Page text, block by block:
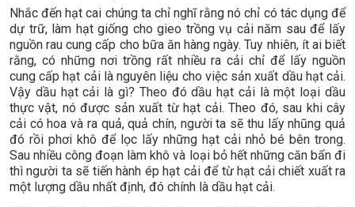
Nhắc đến hạt cai chúng ta chỉ nghĩ rằng nó chỉ có tác dụng để
dự trữ, làm hạt giống cho gieo trồng vụ cải năm sau để lấy
nguồn rau cung cấp cho bữa ăn hàng ngày. Tuy nhiên, ít ai biết
rằng, có những nơi trồng rất nhiều ra cải chỉ để lấy nguồn
cung cấp hạt cải là nguyên liệu cho việc sản xuất dầu hạt cải.
Vậy dầu hạt cải là gì? Theo đó dầu hạt cải là một loại dầu
thực vật, nó được sản xuất từ hạt cải. Theo đó, sau khi cây
cải có hoa và ra quả, quả chín, người ta sẽ thu lấy nhũng quả
đó rồi phơi khô để lọc lấy những hạt cải nhỏ bé bên trong.
Sau nhiều công đoạn làm khô và loại bỏ hết những căn bẩn đi
thì người ta sẽ tiến hành ép hạt cải để từ hạt cải chiết xuất ra
một lượng dầu nhất định, đó chính là dầu hạt cải.